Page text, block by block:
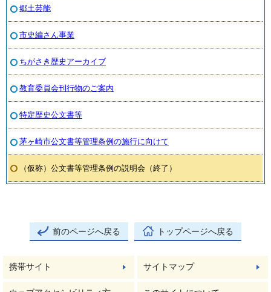
郷土芸能
市史編さん事業
ちがさき歴史アーカイブ
教育委員会刊行物のご案内
特定歴史公文書等
茅ヶ崎市公文書等管理条例の施行に向けて
（仮称）公文書等管理条例の説明会（終了）
前のページへ戻る トップページへ戻る
携帯サイト サイトマップ